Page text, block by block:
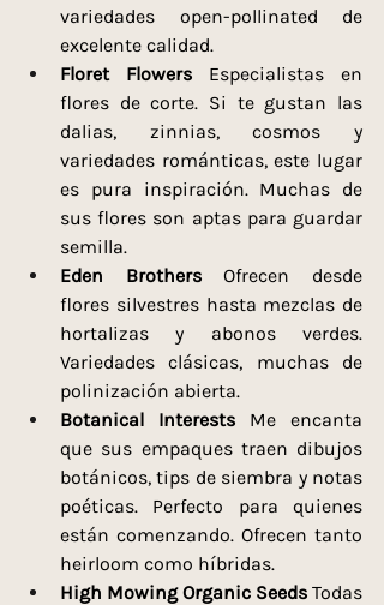
variedades open-pollinated de
excelente calidad.
Floret Flowers Especialistas en
flores de corte. Si te gustan las
dalias, zinnias, cosmos y
variedades románticas, este lugar
es pura inspiración. Muchas de
sus flores son aptas para guardar
semilla.
Eden Brothers Ofrecen desde
flores silvestres hasta mezclas de
hortalizas y abonos verdes.
Variedades clásicas, muchas de
polinización abierta.
Botanical Interests Me encanta
que sus empaques traen dibujos
botánicos, tips de siembra y notas
poéticas. Perfecto para quienes
están comenzando. Ofrecen tanto
heirloom como híbridas.
High Mowing Organic Seeds Todas